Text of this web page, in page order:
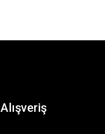
Alışveriş